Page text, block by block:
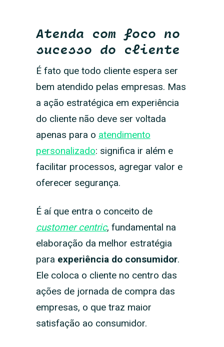
Atenda com foco no
sucesso do cliente
É fato que todo cliente espera ser
bem atendido pelas empresas. Mas
a ação estratégica em experiência
do cliente não deve ser voltada
apenas para o atendimento
personalizado: significa ir além e
facilitar processos, agregar valor e
oferecer segurança.
É aí que entra o conceito de
customer centric, fundamental na
elaboração da melhor estratégia
para experiência do consumidor.
Ele coloca o cliente no centro das
ações de jornada de compra das
empresas, o que traz maior
satisfação ao consumidor.